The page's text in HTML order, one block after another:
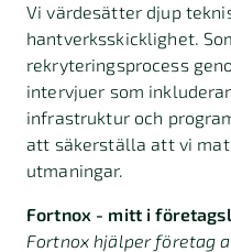
Vi värdesätter djup
hantverksskicklighet.
rekryteringsprocess
intervjuer som
infrastruktur och
att säkerställa att vi
utmaningar.
Fortnox - mitt i
Fortnox hjälper företag